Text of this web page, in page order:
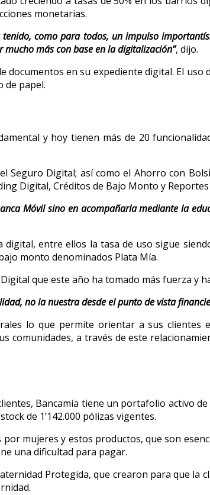
monetarias.
como para todos, un impulso
más con base en la digitalización”, dijo.
documentos en su expediente digital. El
de papel.
y hoy tienen más de 20
Seguro Digital; así como el Ahorro con
Digital, Créditos de Bajo Monto y
Móvil sino en acompañarla mediante la
entre ellos la tasa de uso sigue
monto denominados Plata Mía.
que este año ha tomado más fuerza y
no la nuestra desde el punto de vista
lo que permite orientar a sus
comunidades, a través de este
Bancamía tiene un portafolio activo
de 1’142.000 pólizas vigentes.
mujeres y estos productos, que son
una dificultad para pagar.
Protegida, que crearon para que la